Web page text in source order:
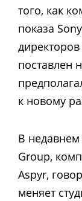
того, как
показа
поставлен
к новому
В недавнем
Group,
Aspyr,
меняет